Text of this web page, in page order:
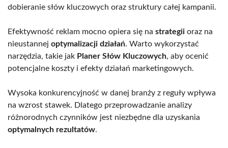
dobieranie słów kluczowych oraz struktury całej kampanii.
Efektywność reklam mocno opiera się na strategii oraz na
nieustannej optymalizacji działań. Warto wykorzystać
narzędzia, takie jak Planer Słów Kluczowych, aby ocenić
potencjalne koszty i efekty działań marketingowych.
Wysoka konkurencyjność w danej branży z reguły wpływa
na wzrost stawek. Dlatego przeprowadzanie analizy
różnorodnych czynników jest niezbędne dla uzyskania
optymalnych rezultatów.